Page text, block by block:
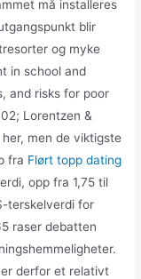
må installeres
blir
og myke
in school and
and risks for poor
Lorentzen &
men de viktigste
fra Flørt topp dating
opp fra 1,75 til
terskelverdi for
raser debatten
derfor et relativt